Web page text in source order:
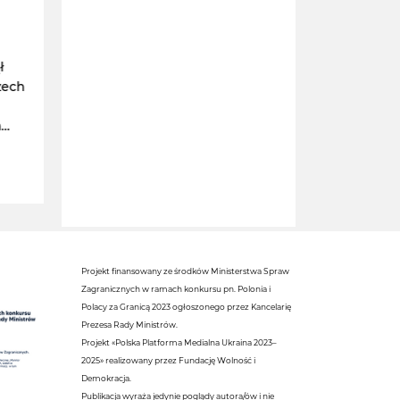
Projekt finansowany ze środków Ministerstwa Spraw
Zagranicznych w ramach konkursu pn. Polonia i
Polacy za Granicą 2023 ogłoszonego przez Kancelarię
Prezesa Rady Ministrów.
Projekt «Polska Platforma Medialna Ukraina 2023–
2025» realizowany przez Fundację Wolność i
Demokracja.
Publikacja wyraża jedynie poglądy autora/ów i nie